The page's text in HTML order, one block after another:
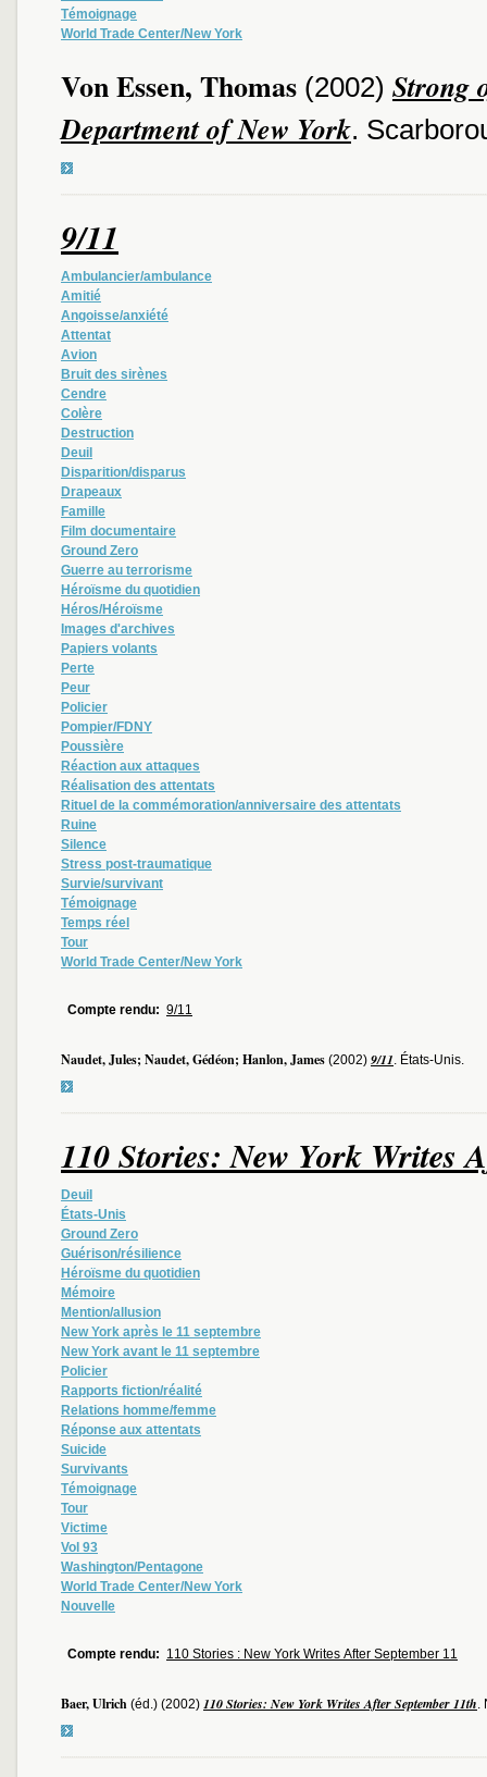
Témoignage
World Trade Center/New York
Von Essen, Thomas (2002) Strong
Department of New York.
9/11
Ambulancier/ambulance
Amitié
Angoisse/anxiété
Attentat
Avion
Bruit des sirènes
Cendre
Colère
Destruction
Deuil
Disparition/disparus
Drapeaux
Famille
Film documentaire
Ground Zero
Guerre au terrorisme
Héroïsme du quotidien
Héros/Héroïsme
Images d'archives
Papiers volants
Perte
Peur
Policier
Pompier/FDNY
Poussière
Réaction aux attaques
Réalisation des attentats
Rituel de la commémoration/anniversaire des attentats
Ruine
Silence
Stress post-traumatique
Survie/survivant
Témoignage
Temps réel
Tour
World Trade Center/New York
Compte rendu: 9/11
Naudet, Jules; Naudet, Gédéon; Hanlon, James (2002) 9/11. États-Unis.
110 Stories: New York Writes
Deuil
États-Unis
Ground Zero
Guérison/résilience
Héroïsme du quotidien
Mémoire
Mention/allusion
New York après le 11 septembre
New York avant le 11 septembre
Policier
Rapports fiction/réalité
Relations homme/femme
Réponse aux attentats
Suicide
Survivants
Témoignage
Tour
Victime
Vol 93
Washington/Pentagone
World Trade Center/New York
Nouvelle
Compte rendu: 110 Stories : New York Writes After September 11
Baer, Ulrich (éd.) (2002) 110 Stories: New York Writes After September 11th.